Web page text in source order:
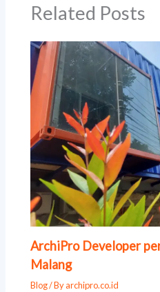
Related Posts
ArchiPro Developer
Malang
Blog/ Byarchipro.co.id